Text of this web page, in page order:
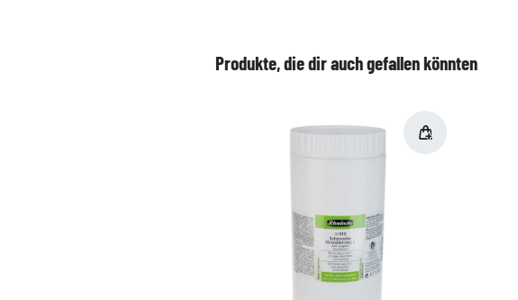
Produkte, die dir auch gefallen könnten